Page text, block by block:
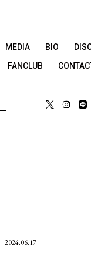
MEDIA BIO
FANCLUB
2024.06.17